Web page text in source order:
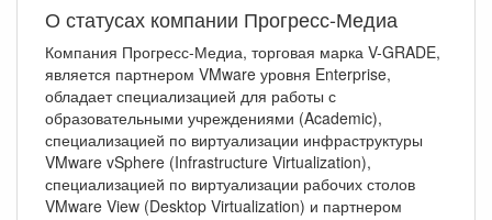
О статусах компании Прогресс-Медиа
Компания Прогресс-Медиа, торговая марка V-GRADE,
является партнером VMware уровня Enterprise,
обладает специализацией для работы с
образовательными учреждениями (Academic),
специализацией по виртуализации инфраструктуры
VMware vSphere (Infrastructure Virtualization),
специализацией по виртуализации рабочих столов
VMware View (Desktop Virtualization) и партнером